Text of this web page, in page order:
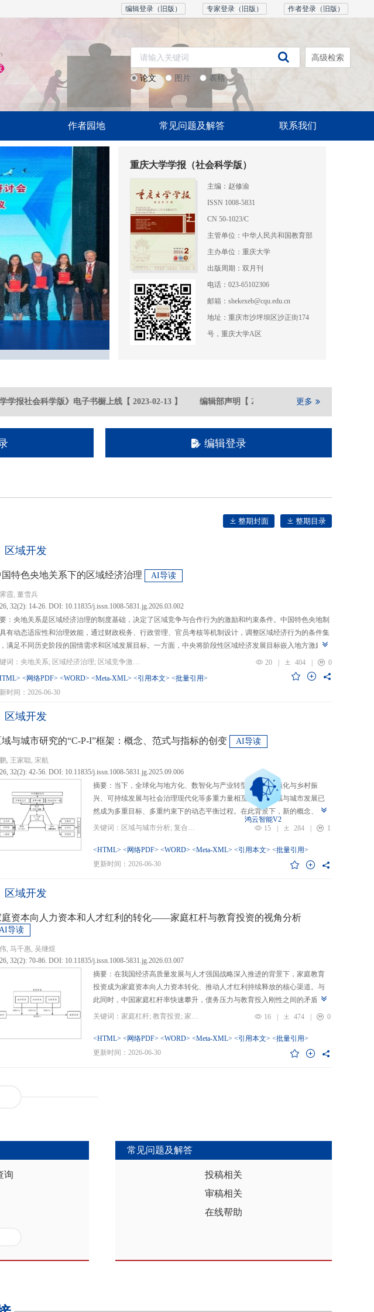
作者登录（旧版）
专家登录（旧版）
编辑登录（旧版）
论文 图片 表格
高级检索
作者园地 常见问题及解答 联系我们
重庆大学学报（社会科学版）
主编：赵修渝
ISSN 1008-5831
CN 50-1023/C
主管单位：中华人民共和国教育部
主办单位：重庆大学
出版周期：双月刊
电话：023-65102306
邮箱：shekexeb@cqu.edu.cn
地址：重庆市沙坪坝区沙正街174
号，重庆大学A区
学报社会科学版》电子书橱上线【 2023-02-13】 编辑部声明【 2021-05 重庆大学期刊社
更多
编辑登录
整期封面 整期目录
区域开发
国特色央地关系下的区域经济治理 AI导读
霞, 董雪兵
32(2): 14-26. DOI: 10.11835/j.issn.1008-5831.jg.2026.03.002
：央地关系是区域经济治理的制度基础，决定了区域竞争与合作行为的激励和约束条件。中国特色央地制
有动态适应性和治理效能，通过财政税务、行政管理、官员考核等机制设计，调整区域经济行为的条件集
满足不同历史阶段的国情需求和区域发展目标。一方面，中央将阶段性区域经济发展目标嵌入地方激励机
引导区域竞争策略转变，包括竞争标的从“为增长而竞争”转向“为发展而竞争”，支出行为从“重建设、轻民
”转向“基本公共服务均等化”，发展模式从“地方保护”转向“发挥比较优势”，以区域竞争激励和竞争策略优化
升区域经济治理效率。另一方面，中央通过对口支援、一体化合作、主体功能区建设等制度安排，在保留区
争激励的同时，降低区域合作成本，提高区域合作收益，形成优势互补、规模效益最大化、外部性内部化
区域合作模式，实现国家治理和区域治理效率的统一。在区域经济格局深刻变革与国内发展目标转型升级
景下，区域经济治理面临新形势与新挑战。未来区域经济治理研究应聚焦数字时代区域协调发展、因地制
展新质生产力、构建全国统一大市场等重大现实问题，从新治理主体、新发展目标、新治理工具等维度深
探索，进一步丰富和完善中国特色区域经济治理理论体系，为新时代区域协调发展与区域高质量发展提供学
撑。
关键词：央地关系; 区域经济治理; 区域竞争激励; 跨区域合作 20 | 404 |
0
<网络PDF> <WORD> <Meta-XML> <引用本文> <批量引用>
时间：2026-06-30
区域开发
域与城市研究的“C-P-I”框架：概念、范式与指标的创变 AI导读
, 王家聪, 宋航
32(2): 42-56. DOI: 10.11835/j.issn.1008-5831.jg.2025.09.006
摘要：当下，全球化与地方化、数智化与产业转型、新型城镇化与乡村振
兴、可持续发展与社会治理现代化等多重力量相互交织，区域与城市发展已
然成为多重目标、多重约束下的动态平衡过程。在此背景下，新的概念、新
的要求、新的范围不断涌现，形成了以“A视角下的B”“面向A的B”“基于A的B”
而是蕴含了新的目标要求、关系规范或作用范围，代表了对区域与城市复杂
问题的新认知。然而，目前学术界对于这类复杂概念的综合评价研究相对滞
概念内涵关键方面，也缺乏系统检验。对此，文章提出区域与城市研究的“C-
重一致性，即确保概念界定与测量操作的逻辑统一。其次，在指标体系科学
构建上，采用多维交叉原则，深入交叉单元层面进行刻画；层级分解原则，
建立从目的层到场景层、要素层、观测层、指标层和说明层的系统结构；应
然实然一体原则，实现理论理想与现实测量的统一。最后，在具体指标可信
选择上，强调完备性，全面覆盖概念内涵；强调复合性，体现概念的交叉交
架不仅提供了评价复杂概念的工具，更蕴含促进复杂概念发现与再生产的机
制，能够推动区域分析从传统的、相对静态的、单一维度的模式，向更加动
关键词：区域与城市分析; 复合概念; “C-P-I”框架; 指标体系 15 | 284 | 1
<HTML> <网络PDF> <WORD> <Meta-XML> <引用本文> <批量引用>
更新时间：2026-06-30
区域开发
庭资本向人力资本和人才红利的转化——家庭杠杆与教育投资的视角分析
导读
, 马千惠, 吴继煜
32(2): 70-86. DOI: 10.11835/j.issn.1008-5831.jg.2026.03.007
摘要：在我国经济高质量发展与人才强国战略深入推进的背景下，家庭教育
投资成为家庭资本向人力资本转化、推动人才红利持续释放的核心渠道。与
此同时，中国家庭杠杆率快速攀升，债务压力与教育投入刚性之间的矛盾日
益凸显，二者的互动关系直接关系到人力资本积累效率、教育公平与家庭金
育投资的作用机制，且普遍忽视家庭经济、社会、文化资本的综合调节效应
与多维度异质性特征。基于此，文章利用2017年和2019年中国家庭金融调查
弱，表明资本充裕家庭可依靠自有资源满足教育需求，降低对债务融资的依
赖。第三，异质性分析结果显示，债务多元化水平较低、主要依赖内源融资
以及城镇的家庭在杠杆上升时更倾向于增加更多的教育投资。第四，进一步
讨论后发现，家庭杠杆与教育投资之间存在倒“U”型的非线性关系，当家庭财
务压力较轻时，杠杆上升会促使家庭增加教育投入，但财务负担过重时则导
致教育支出削减，说明适度杠杆可缓解流动性约束并支撑教育投入，而过度
关键词：家庭杠杆; 教育投资; 家庭资本; 家庭债务结构; CHFS 16 | 474 | 0
<HTML> <网络PDF> <WORD> <Meta-XML> <引用本文> <批量引用>
更新时间：2026-06-30
询
常见问题及解答
投稿相关
审稿相关
在线帮助
鸿云智能V2